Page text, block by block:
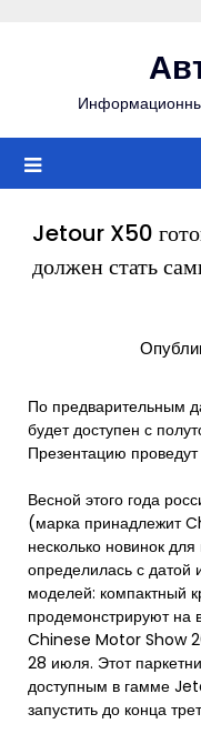
Jetour X50
должен стать
По предварительным
будет доступен с
Презентацию
Весной этого года
(марка принадлежит
несколько новинок
определилась с
моделей: компактный
продемонстрируют на
Chinese Motor Show
28 июля. Этот
доступным в гамме
запустить до конца